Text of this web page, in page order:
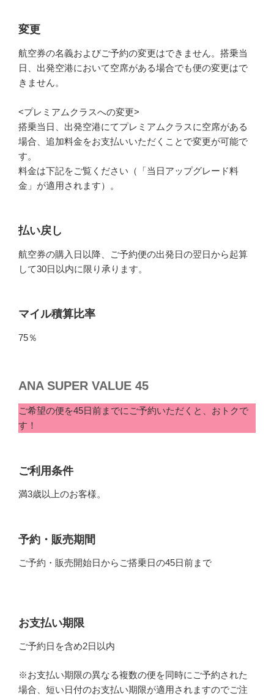
変更
航空券の名義およびご予約の変更はできません。搭乗当
日、出発空港において空席がある場合でも便の変更はで
きません。
<プレミアムクラスへの変更>
搭乗当日、出発空港にてプレミアムクラスに空席がある
場合、追加料金をお支払いいただくことで変更が可能で
す。
料金は下記をご覧ください（「当日アップグレード料
金」が適用されます）。
払い戻し
航空券の購入日以降、ご予約便の出発日の翌日から起算
して30日以内に限り承ります。
マイル積算比率
75％
ANA SUPER VALUE 45
ご希望の便を45日前までにご予約いただくと、おトクで
す！
ご利用条件
満3歳以上のお客様。
予約・販売期間
ご予約・販売開始日からご搭乗日の45日前まで
お支払い期限
ご予約日を含め2日以内
※お支払い期限の異なる複数の便を同時にご予約された
場合、短い日付のお支払い期限が適用されますのでご注